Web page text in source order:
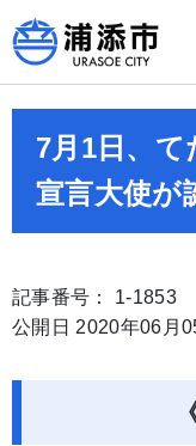
7月1日、
宣言大使が
記事番号： 1-1853
公開日 2020年06月